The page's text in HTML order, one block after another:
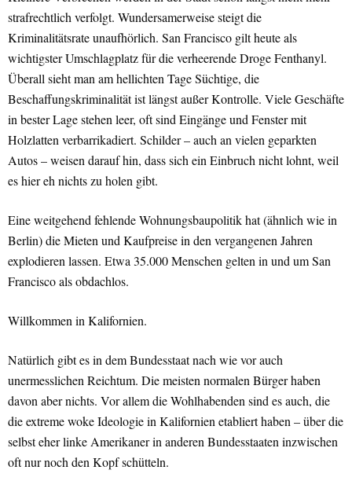
strafrechtlich verfolgt. Wundersamerweise steigt die
Kriminalitätsrate unaufhörlich. San Francisco gilt heute als
wichtigster Umschlagplatz für die verheerende Droge Fenthanyl.
Überall sieht man am hellichten Tage Süchtige, die
Beschaffungskriminalität ist längst außer Kontrolle. Viele Geschäfte
in bester Lage stehen leer, oft sind Eingänge und Fenster mit
Holzlatten verbarrikadiert. Schilder – auch an vielen geparkten
Autos – weisen darauf hin, dass sich ein Einbruch nicht lohnt, weil
es hier eh nichts zu holen gibt.
Eine weitgehend fehlende Wohnungsbaupolitik hat (ähnlich wie in
Berlin) die Mieten und Kaufpreise in den vergangenen Jahren
explodieren lassen. Etwa 35.000 Menschen gelten in und um San
Francisco als obdachlos.
Willkommen in Kalifornien.
Natürlich gibt es in dem Bundesstaat nach wie vor auch
unermesslichen Reichtum. Die meisten normalen Bürger haben
davon aber nichts. Vor allem die Wohlhabenden sind es auch, die
die extreme woke Ideologie in Kalifornien etabliert haben – über die
selbst eher linke Amerikaner in anderen Bundesstaaten inzwischen
oft nur noch den Kopf schütteln.